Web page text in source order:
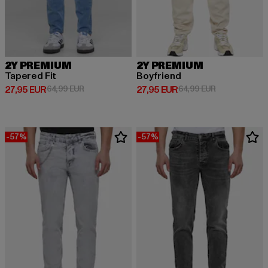
2Y PREMIUM
Tapered Fit
27,95 EUR
Derzeitiger Preis: 27,95 EUR
64,99 EURAktionspreis: 64,99 EUR
2Y PREMIUM
Boyfriend
27,95 EUR
Derzeitiger Preis: 27,95 EUR
64,99 EURAktionspreis:
-57% -57%